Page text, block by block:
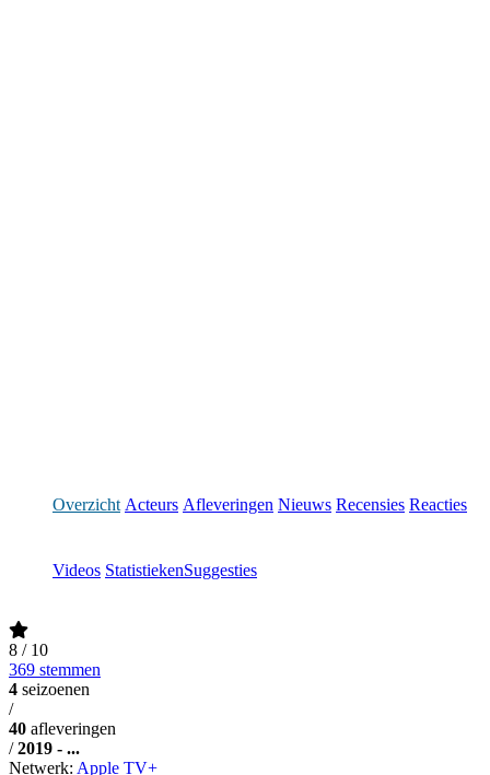
Overzicht Acteurs Afleveringen Nieuws Recensies Reacties
Videos StatistiekenSuggesties
8 / 10
369 stemmen
4 seizoenen
/
40 afleveringen
/ 2019 - ...
Netwerk: Apple TV+